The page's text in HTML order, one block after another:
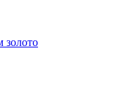
золото